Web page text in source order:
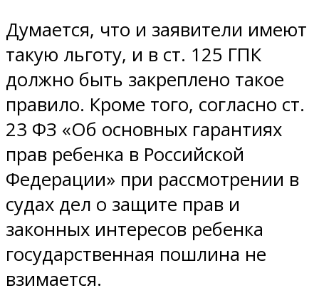
Думается, что и заявители имеют
такую льготу, и в ст. 125 ГПК
должно быть закреплено такое
правило. Кроме того, согласно ст.
23 ФЗ «Об основных гарантиях
прав ребенка в Российской
Федерации» при рассмотрении в
судах дел о защите прав и
законных интересов ребенка
государственная пошлина не
взимается.